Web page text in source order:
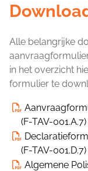
Alle belangrijke
in het overzicht
formulier te
(F-TAV-001.A.7)
(F-TAV-001.D.7)
Algemene